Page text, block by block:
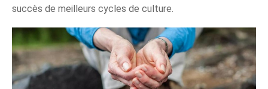
succès de meilleurs cycles de culture.